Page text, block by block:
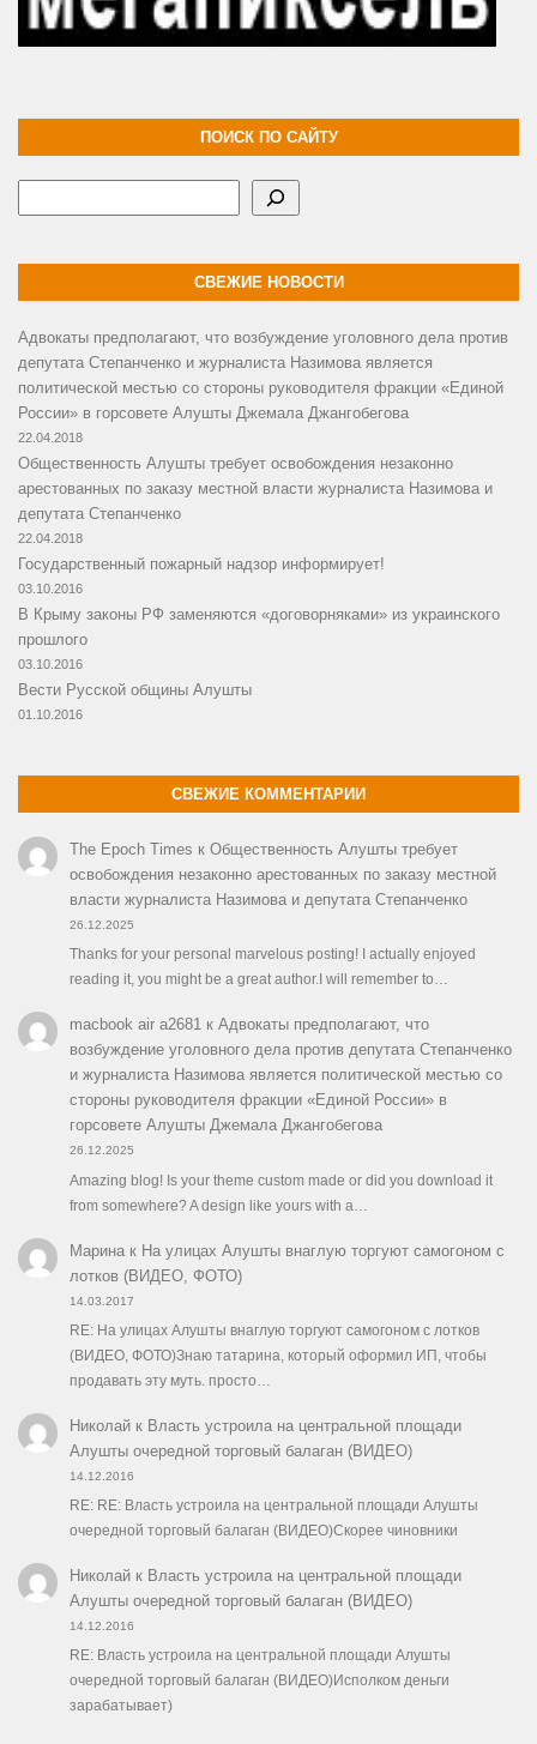
ПОИСК ПО САЙТУ
СВЕЖИЕ НОВОСТИ
Адвокаты предполагают, что возбуждение уголовного дела против
депутата Степанченко и журналиста Назимова является
политической местью со стороны руководителя фракции «Единой
России» в горсовете Алушты Джемала Джангобегова
22.04.2018
Общественность Алушты требует освобождения незаконно
арестованных по заказу местной власти журналиста Назимова и
депутата Степанченко
22.04.2018
Государственный пожарный надзор информирует!
03.10.2016
В Крыму законы РФ заменяются «договорняками» из украинского
прошлого
03.10.2016
Вести Русской общины Алушты
01.10.2016
СВЕЖИЕ КОММЕНТАРИИ
The Epoch Times к Общественность Алушты требует
освобождения незаконно арестованных по заказу местной
власти журналиста Назимова и депутата Степанченко
26.12.2025
Thanks for your personal marvelous posting! I actually enjoyed
reading it, you might be a great author.I will remember to…
macbook air a2681к Адвокаты предполагают, что
возбуждение уголовного дела против депутата Степанченко
и журналиста Назимова является политической местью со
стороны руководителя фракции «Единой России» в
горсовете Алушты Джемала Джангобегова
26.12.2025
Amazing blog! Is your theme custom made or did you download it
from somewhere? A design like yours with a…
Маринак На улицах Алушты внаглую торгуют самогоном с
лотков (ВИДЕО, ФОТО)
14.03.2017
RE: На улицах Алушты внаглую торгуют самогоном с лотков
(ВИДЕО, ФОТО)Знаю татарина, который оформил ИП, чтобы
продавать эту муть. просто…
Николайк Власть устроила на центральной площади
Алушты очередной торговый балаган (ВИДЕО)
14.12.2016
RE: RE: Власть устроила на центральной площади Алушты
очередной торговый балаган (ВИДЕО)Скорее чиновники
Николайк Власть устроила на центральной площади
Алушты очередной торговый балаган (ВИДЕО)
14.12.2016
RE: Власть устроила на центральной площади Алушты
очередной торговый балаган (ВИДЕО)Исполком деньги
зарабатывает)